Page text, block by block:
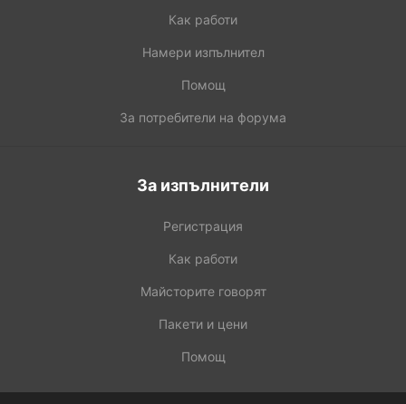
Как работи
Намери изпълнител
Помощ
За потребители на форума
За изпълнители
Регистрация
Как работи
Майсторите говорят
Пакети и цени
Помощ